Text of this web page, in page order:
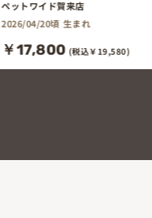
フトアゴヒゲトカゲ
ペットワイド賀来店
2026/04/20頃 生まれ
￥20,000 (税込￥22,000)